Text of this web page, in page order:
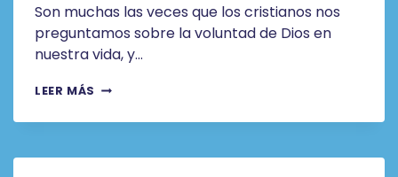
Son muchas las veces que los cristianos nos
preguntamos sobre la voluntad de Dios en
nuestra vida, y…
LEER MÁS LA
ESPIRITUAL